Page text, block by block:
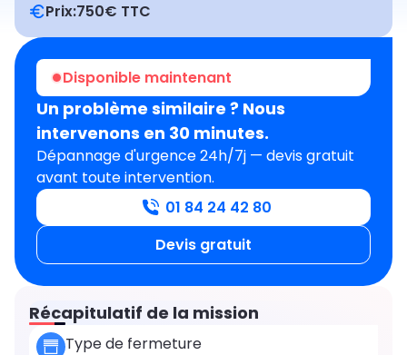
Prix:750€ TTC
Intervention réussie
Avant
Disponible maintenant
Un problème similaire ? Nous
intervenons en 30 minutes.
Dépannage d'urgence 24h/7j — devis gratuit
avant toute intervention.
01 84 24 42 80
Devis gratuit
Récapitulatif de la mission
Type de fermeture